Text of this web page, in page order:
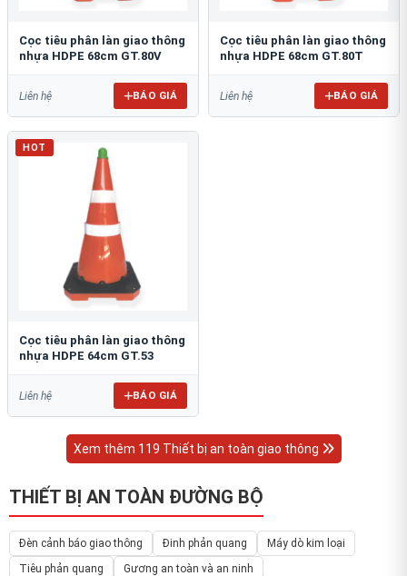
Cọc tiêu phân làn giao thông
nhựa HDPE 68cm GT.80V
Liên hệ BÁO GIÁ
Cọc tiêu phân làn giao thông
nhựa HDPE 68cm GT.80T
Liên hệ BÁO GIÁ
HOT
Cọc tiêu phân làn giao thông
nhựa HDPE 64cm GT.53
Liên hệ BÁO GIÁ
Xem thêm 119 Thiết bị an toàn giao thông
THIẾT BỊ AN TOÀN ĐƯỜNG BỘ
Đèn cảnh báo giao thông Đinh phản quang
Máy dò kim loại
Tiêu phản quang
Gương an toàn và an ninh